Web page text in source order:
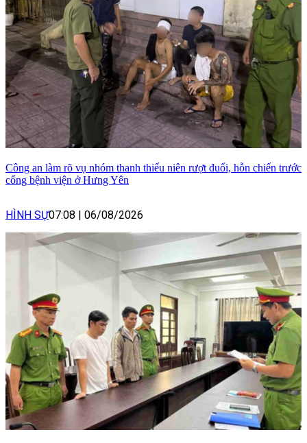
Công an làm rõ vụ nhóm thanh thiếu niên rượt đuổi, hỗn chiến trước
cổng bệnh viện ở Hưng Yên
HÌNH SỰ07:08 | 06/08/2026